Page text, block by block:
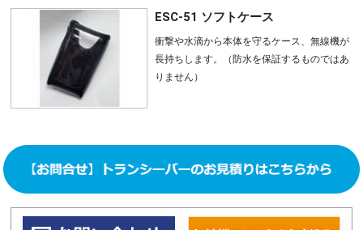
ESC-51 ソフトケース
衝撃や水滴から本体を守るケース、無線機が
長持ちします。（防水を保証するものではあ
りません）